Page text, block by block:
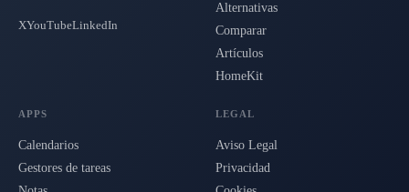
XYouTubeLinkedIn
Alternativas
Comparar
Artículos
HomeKit
APPS
Calendarios
Gestores de tareas
LEGAL
Aviso Legal
Privacidad